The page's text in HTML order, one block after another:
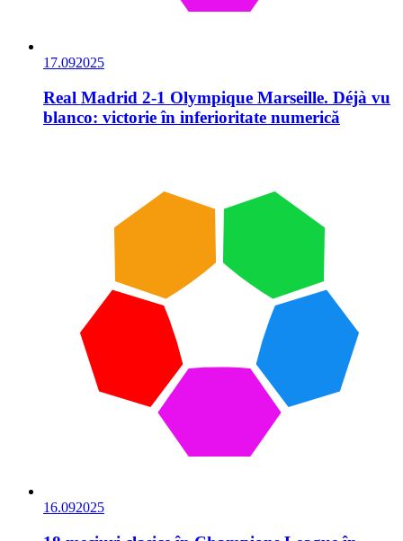
17.092025
Real Madrid 2-1 Olympique Marseille. Déjà vu
blanco: victorie în inferioritate numerică
16.092025